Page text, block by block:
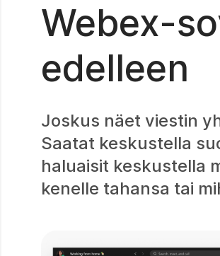
Webex-
edelleen
Joskus näet viestin
Saatat keskustella
haluaisit keskustella
kenelle tahansa tai